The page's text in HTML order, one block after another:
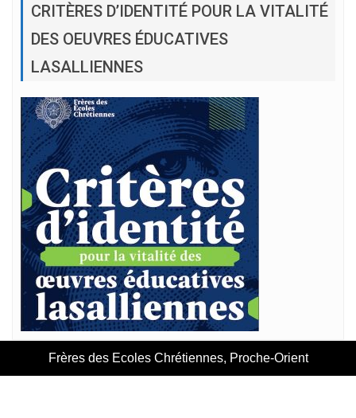
CRITÈRES D’IDENTITÉ POUR LA VITALITÉ
DES OEUVRES ÉDUCATIVES
LASALLIENNES
Frères des Ecoles Chrétiennes, Proche-Orient